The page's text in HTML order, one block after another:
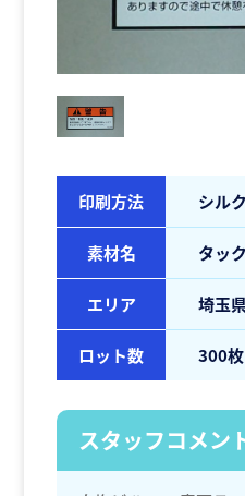
印刷方法 シル
素材名 タッ
エリア 埼玉
ロット数 300枚
スタッフコメン